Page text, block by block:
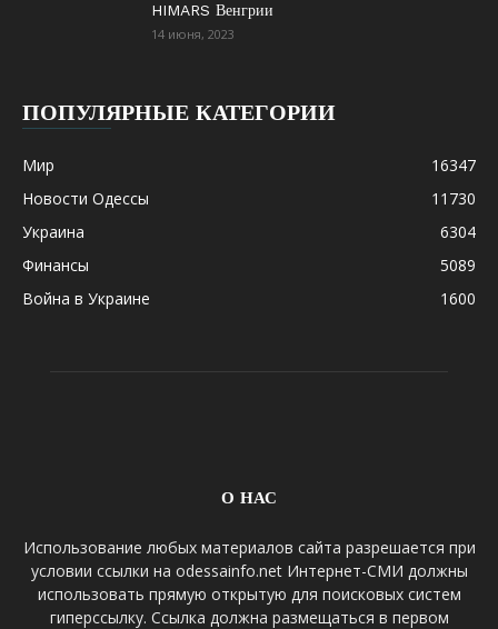
HIMARS Венгрии
14 июня, 2023
ПОПУЛЯРНЫЕ КАТЕГОРИИ
Мир
16347
Новости Одессы
11730
Украина
6304
Финансы
5089
Война в Украине
1600
О НАС
Использование любых материалов сайта разрешается при
условии ссылки на odessainfo.net Интернет-СМИ должны
использовать прямую открытую для поисковых систем
гиперссылку. Ссылка должна размещаться в первом